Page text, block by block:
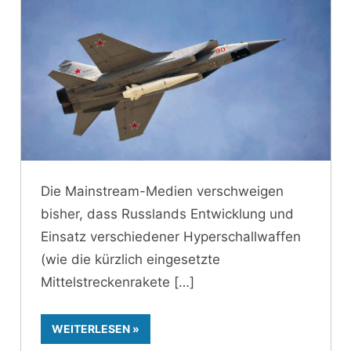
Die Mainstream-Medien verschweigen
bisher, dass Russlands Entwicklung und
Einsatz verschiedener Hyperschallwaffen
(wie die kürzlich eingesetzte
Mittelstreckenrakete
WEITERLESEN